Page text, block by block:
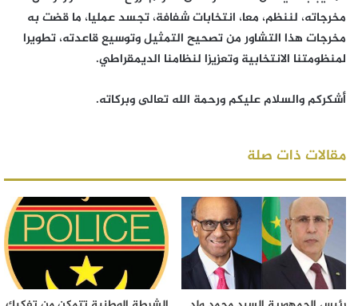
مخرجاته، لننظم، معا، انتخابات شفافة، تجسد عمليا، ما قضت به
مخرجات هذا التشاور من تصحيح التمثيل وتوسيع قاعدته، تطويرا
لمنظومتنا الانتخابية وتعزيزا لنظامنا الديمقراطي.
أشكركم والسلام عليكم ورحمة الله تعالى وبركاته.
مقالات ذات صلة